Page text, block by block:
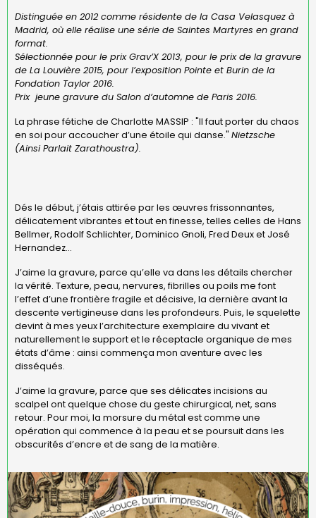
Distinguée en 2012 comme résidente de la Casa Velasquez à
Madrid, où elle réalise une série de Saintes Martyres en grand
format.
Sélectionnée pour le prix Grav’X 2013, pour le prix de la gravure
de La Louvière 2015, pour l’exposition Pointe et Burin de la
Fondation Taylor 2016.
Prix jeune gravure du Salon d’automne de Paris 2016.
La phrase fétiche de Charlotte MASSIP : "Il faut porter du chaos
en soi pour accoucher d’une étoile qui danse." Nietzsche
(Ainsi Parlait Zarathoustra).
Dés le début, j’étais attirée par les œuvres frissonnantes,
délicatement vibrantes et tout en finesse, telles celles de Hans
Bellmer, Rodolf Schlichter, Dominico Gnoli, Fred Deux et José
Hernandez...
J’aime la gravure, parce qu’elle va dans les détails chercher
la vérité. Texture, peau, nervures, fibrilles ou poils me font
l’effet d’une frontière fragile et décisive, la dernière avant la
descente vertigineuse dans les profondeurs. Puis, le squelette
devint à mes yeux l’architecture exemplaire du vivant et
naturellement le support et le réceptacle organique de mes
états d’âme : ainsi commença mon aventure avec les
disséqués.
J’aime la gravure, parce que ses délicates incisions au
scalpel ont quelque chose du geste chirurgical, net, sans
retour. Pour moi, la morsure du métal est comme une
opération qui commence à la peau et se poursuit dans les
obscurités d’encre et de sang de la matière.